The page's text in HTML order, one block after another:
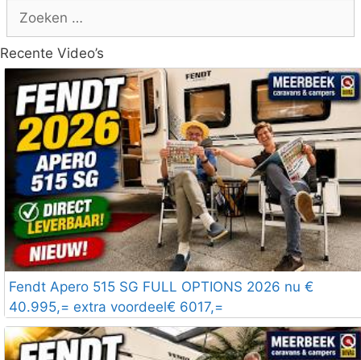
naar:
Recente Video’s
Fendt Apero 515 SG FULL OPTIONS 2026 nu €
40.995,= extra voordeel€ 6017,=